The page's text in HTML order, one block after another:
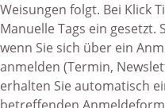
Weisungen folgt. Bei Klick
Manuelle Tags ein gesetzt.
wenn Sie sich über ein
anmelden (Termin,
erhalten Sie automatisch